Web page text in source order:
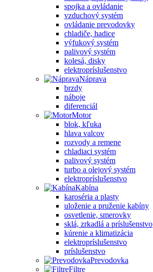
spojka a ovládanie
vzduchový systém
ovládanie prevodovky
chladiče, hadice
výfukový systém
palivový systém
kolesá, disky
elektropríslušenstvo
Náprava
brzdy
náboje
diferenciál
Motor
blok, kľuka
hlava valcov
rozvody a remene
chladiaci systém
palivový systém
turbo a olejový systém
elektropríslušenstvo
Kabína
karoséria a plasty
uloženie a pruženie kabíny
osvetlenie, smerovky
sklá, zrkadlá a príslušenstvo
kúrenie a klimatizácia
elektropríslušenstvo
príslušenstvo
Prevodovka
Filtre